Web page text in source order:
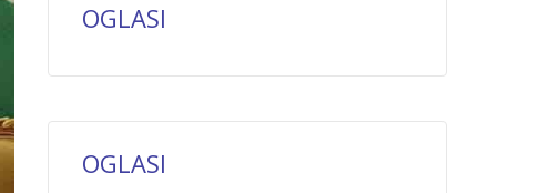
OGLASI
OGLASI